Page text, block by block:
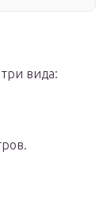
вида: